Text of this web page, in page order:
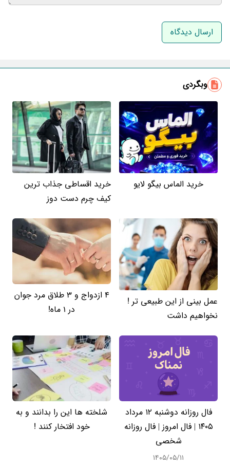
نام و نام خانوادگی
وبگردی
خرید الماس بیگو لایو
خرید اقساطی جذاب ترین
کیف چرم دست دوز
عمل بینی از این طبیعی تر !
نخواهیم داشت
4 ازدواج و 3 طلاق مرد جوان
در 1 ماه!
فال روزانه دوشنبه ۱۲ مرداد
۱۴۰۵ | فال امروز | فال روزانه
شخصی
۱۴۰۵/۰۵/۱۱
شلخته ها این را بدانند و به
خود افتخار کنند !